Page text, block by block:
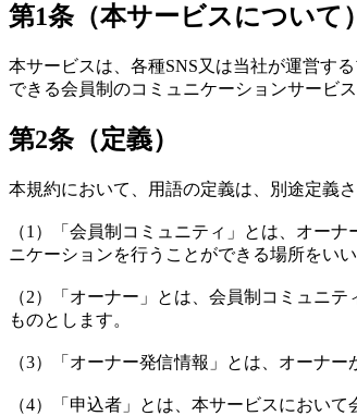
第1条（本サービスについて）
本サービスは、各種SNS又は当社が運営す
できる会員制のコミュニケーションサービス
第2条（定義）
本規約において、用語の定義は、別途定義
（1）「会員制コミュニティ」とは、オー
ニケーションを行うことができる場所をいい
（2）「オーナー」とは、会員制コミュニ
ものとします。
（3）「オーナー発信情報」とは、オーナ
（4）「申込者」とは、本サービスにおい